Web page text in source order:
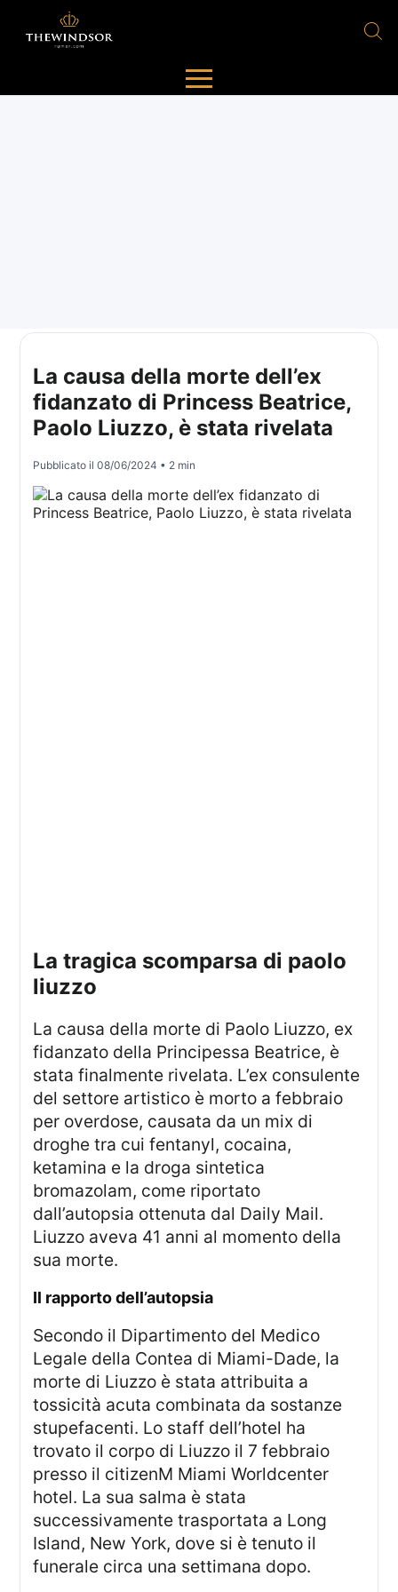
La causa della morte dell’ex
fidanzato di Princess Beatrice,
Paolo Liuzzo, è stata rivelata
Pubblicato il08/06/2024 • 2 min
la tragica scomparsa di paolo
liuzzo
La causa della morte di Paolo Liuzzo, ex
fidanzato della Principessa Beatrice, è
stata finalmente rivelata. L’ex consulente
del settore artistico è morto a febbraio
per overdose, causata da un mix di
droghe tra cui fentanyl, cocaina,
ketamina e la droga sintetica
bromazolam, come riportato
dall’autopsia ottenuta dal Daily Mail.
Liuzzo aveva 41 anni al momento della
sua morte.
il rapporto dell’autopsia
Secondo il Dipartimento del Medico
Legale della Contea di Miami-Dade, la
morte di Liuzzo è stata attribuita a
tossicità acuta combinata da sostanze
stupefacenti. Lo staff dell’hotel ha
trovato il corpo di Liuzzo il 7 febbraio
presso il citizenM Miami Worldcenter
hotel. La sua salma è stata
successivamente trasportata a Long
Island, New York, dove si è tenuto il
funerale circa una settimana dopo.